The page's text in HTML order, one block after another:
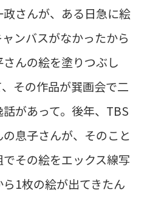
さんが、ある日急に絵
ンバスがなかったから
んの絵を塗りつぶし
その作品が巽画会で二
があって。後年、TBS
息子さんが、そのこと
その絵をエックス線写
1枚の絵が出てきたん